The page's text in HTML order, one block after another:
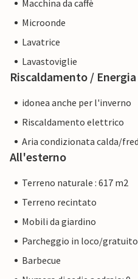
Macchina da caffè
Microonde
Lavatrice
Lavastoviglie
Riscaldamento / Energia
idonea anche per l'inverno
Riscaldamento elettrico
Aria condizionata calda/
All'esterno
Terreno naturale : 617 m2
Terreno recintato
Mobili da giardino
Parcheggio in loco/gratuito
Barbecue